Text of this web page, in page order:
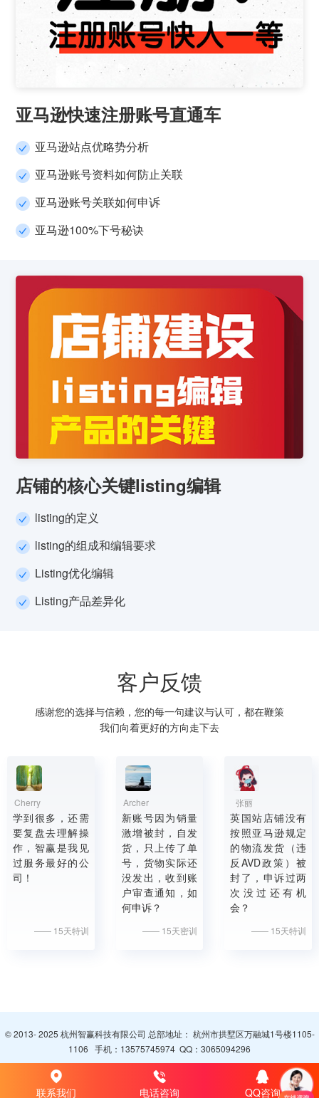
亚马逊快速注册账号直通车
亚马逊站点优略势分析
亚马逊账号资料如何防止关联
亚马逊账号关联如何申诉
亚马逊100%下号秘诀
店铺的核心关键listing编辑
listing的定义
listing的组成和编辑要求
Listing优化编辑
Listing产品差异化
客户反馈
感谢您的选择与信赖，您的每一句建议与认可，都在鞭策
我们向着更好的方向走下去
Cherry
学到很多，还需
要复盘去理解操
作，智赢是我见
过服务最好的公
司！
—— 15天特训
Archer
新账号因为销量
激增被封，自发
货，只上传了单
号，货物实际还
没发出，收到账
户审查通知，如
何申诉？
—— 15天密训
张丽
英国站店铺没有
按照亚马逊规定
的物流发货（违
反AVD政策）被
封了，申诉过两
次没过还有机
会？
—— 15天特训
© 2013- 2025 杭州智赢科技有限公司 总部地址： 杭州市拱墅区万融城1号楼1105-
1106 手机： 13575745974 QQ： 3065094296
联系我们 电话咨询 QQ咨询